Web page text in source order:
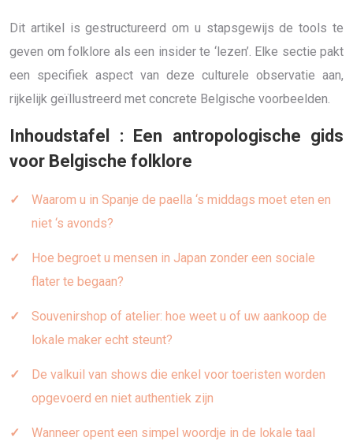
Dit artikel is gestructureerd om u stapsgewijs de tools te
geven om folklore als een insider te ‘lezen’. Elke sectie pakt
een specifiek aspect van deze culturele observatie aan,
rijkelijk geïllustreerd met concrete Belgische voorbeelden.
Inhoudstafel : Een antropologische gids
voor Belgische folklore
Waarom u in Spanje de paella ‘s middags moet eten en
niet ‘s avonds?
Hoe begroet u mensen in Japan zonder een sociale
flater te begaan?
Souvenirshop of atelier: hoe weet u of uw aankoop de
lokale maker echt steunt?
De valkuil van shows die enkel voor toeristen worden
opgevoerd en niet authentiek zijn
Wanneer opent een simpel woordje in de lokale taal